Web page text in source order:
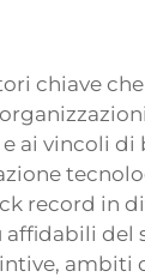
chiave
e ai vincoli
record in
affidabili
ambiti